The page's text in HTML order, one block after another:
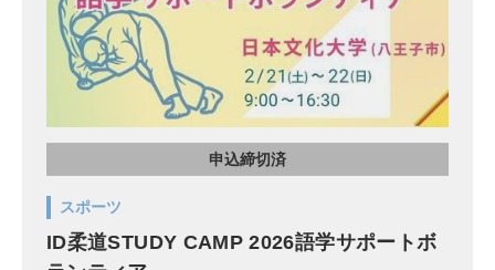
申込締切済
スポーツ
ID柔道STUDY CAMP 2026語学サポートボ